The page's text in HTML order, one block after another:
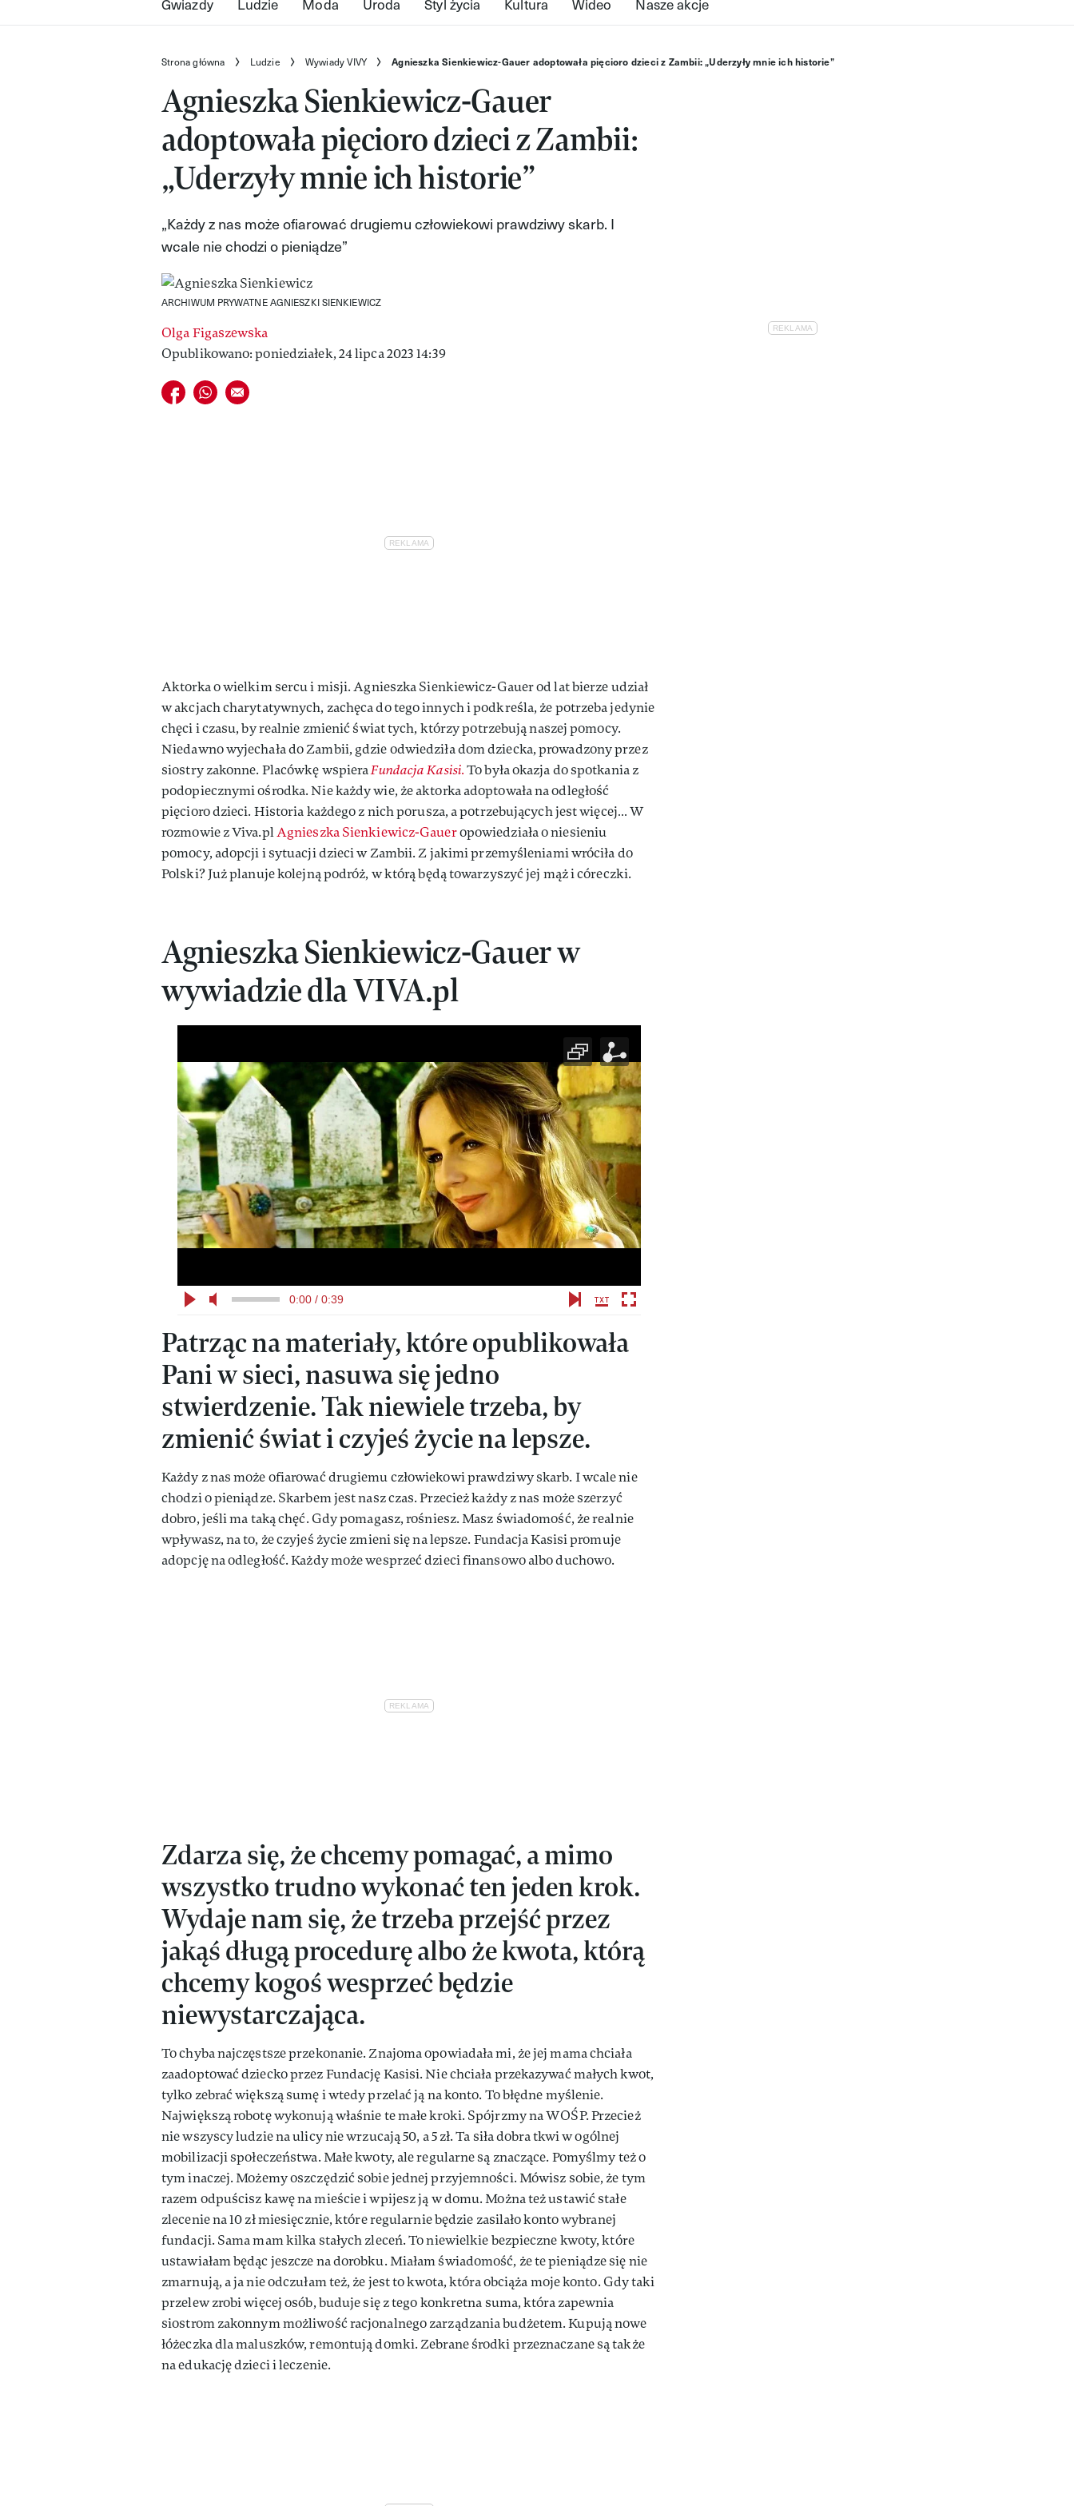
Strona główna Ludzie Wywiady VIVY Agnieszka Sienkiewicz-Gauer adoptowała pięcioro dzieci z Zambii: „Uderzyły mnie ich historie”
Agnieszka Sienkiewicz-Gauer
adoptowała pięcioro dzieci z Zambii:
„Uderzyły mnie ich historie”
„Każdy z nas może ofiarować drugiemu człowiekowi prawdziwy skarb. I
wcale nie chodzi o pieniądze”
ARCHIWUM PRYWATNE AGNIESZKI SIENKIEWICZ
Olga Figaszewska
Opublikowano: poniedziałek, 24 lipca 2023 14:39
Udostępnij na facebook
Udostępnij na whatsapp
E-mail do przyjaciela
Aktorka o wielkim sercu i misji. Agnieszka Sienkiewicz-Gauer od lat bierze udział
w akcjach charytatywnych, zachęca do tego innych i podkreśla, że potrzeba jedynie
chęci i czasu, by realnie zmienić świat tych, którzy potrzebują naszej pomocy.
Niedawno wyjechała do Zambii, gdzie odwiedziła dom dziecka, prowadzony przez
siostry zakonne. Placówkę wspieraFundacja Kasisi.To była okazja do spotkania z
podopiecznymi ośrodka. Nie każdy wie, że aktorka adoptowała na odległość
pięcioro dzieci. Historia każdego z nich porusza, a potrzebujących jest więcej… W
rozmowie z Viva.plAgnieszka Sienkiewicz-Gaueropowiedziała o niesieniu
pomocy, adopcji i sytuacji dzieci w Zambii. Z jakimi przemyśleniami wróciła do
Polski? Już planuje kolejną podróż, w którą będą towarzyszyć jej mąż i córeczki.
Agnieszka Sienkiewicz-Gauer w
wywiadzie dla VIVA.pl
0:00 / 0:39
Patrząc na materiały, które opublikowała
Pani w sieci, nasuwa się jedno
stwierdzenie. Tak niewiele trzeba, by
zmienić świat i czyjeś życie na lepsze.
Każdy z nas może ofiarować drugiemu człowiekowi prawdziwy skarb. I wcale nie
chodzi o pieniądze. Skarbem jest nasz czas. Przecież każdy z nas może szerzyć
dobro, jeśli ma taką chęć. Gdy pomagasz, rośniesz. Masz świadomość, że realnie
wpływasz, na to, że czyjeś życie zmieni się na lepsze. Fundacja Kasisi promuje
adopcję na odległość. Każdy może wesprzeć dzieci finansowo albo duchowo.
Zdarza się, że chcemy pomagać, a mimo
wszystko trudno wykonać ten jeden krok.
Wydaje nam się, że trzeba przejść przez
jakąś długą procedurę albo że kwota, którą
chcemy kogoś wesprzeć będzie
niewystarczająca.
To chyba najczęstsze przekonanie. Znajoma opowiadała mi, że jej mama chciała
zaadoptować dziecko przez Fundację Kasisi. Nie chciała przekazywać małych kwot,
tylko zebrać większą sumę i wtedy przelać ją na konto. To błędne myślenie.
Największą robotę wykonują właśnie te małe kroki. Spójrzmy na WOŚP. Przecież
nie wszyscy ludzie na ulicy nie wrzucają 50, a 5 zł. Ta siła dobra tkwi w ogólnej
mobilizacji społeczeństwa. Małe kwoty, ale regularne są znaczące. Pomyślmy też o
tym inaczej. Możemy oszczędzić sobie jednej przyjemności. Mówisz sobie, że tym
razem odpuścisz kawę na mieście i wpijesz ją w domu. Można też ustawić stałe
zlecenie na 10 zł miesięcznie, które regularnie będzie zasilało konto wybranej
fundacji. Sama mam kilka stałych zleceń. To niewielkie bezpieczne kwoty, które
ustawiałam będąc jeszcze na dorobku. Miałam świadomość, że te pieniądze się nie
zmarnują, a ja nie odczułam też, że jest to kwota, która obciąża moje konto. Gdy taki
przelew zrobi więcej osób, buduje się z tego konkretna suma, która zapewnia
siostrom zakonnym możliwość racjonalnego zarządzania budżetem. Kupują nowe
łóżeczka dla maluszków, remontują domki. Zebrane środki przeznaczane są także
na edukację dzieci i leczenie.